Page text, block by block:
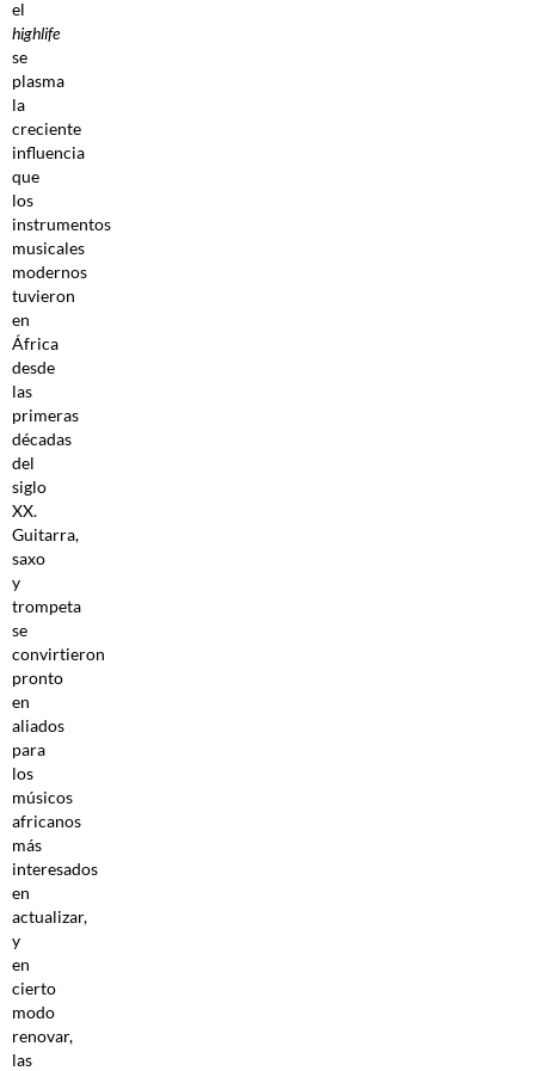
el
highlife
se
plasma
la
creciente
influencia
que
los
instrumentos
musicales
modernos
tuvieron
en
África
desde
las
primeras
décadas
del
siglo
XX.
Guitarra,
saxo
y
trompeta
se
convirtieron
pronto
en
aliados
para
los
músicos
africanos
más
interesados
en
actualizar,
y
en
cierto
modo
renovar,
las